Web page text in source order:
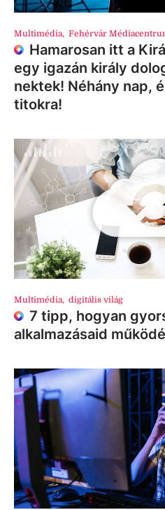
Multimédia, Fehérvár
Hamarosan itt a
egy igazán király
nektek! Néhány nap,
titokra!
Multimédia, digitális világ
7 tipp, hogyan
alkalmazásaid